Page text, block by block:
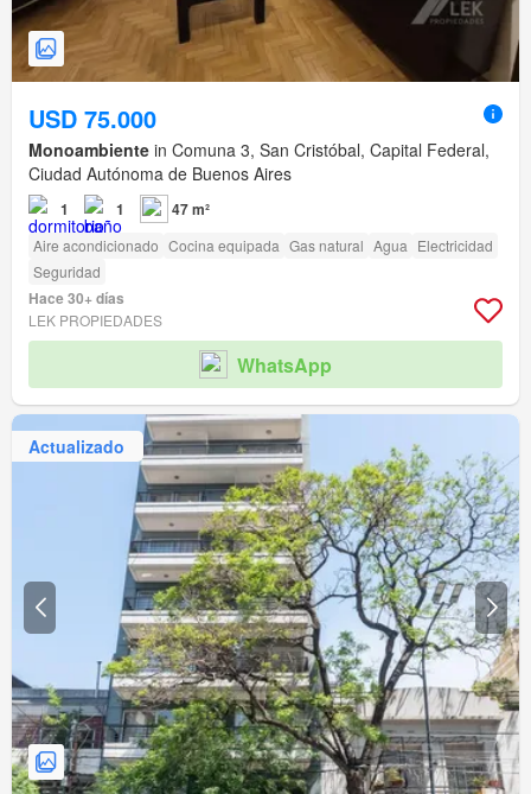
USD 75.000
Monoambiente in Comuna 3, San Cristóbal, Capital Federal,
Ciudad Autónoma de Buenos Aires
1 1 47 m²
Aire acondicionado Cocina equipada Gas natural Agua Electricidad
Seguridad
Hace 30+ días
LEK PROPIEDADES
WhatsApp
Actualizado